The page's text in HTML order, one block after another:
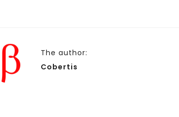
The author:
Cobertis